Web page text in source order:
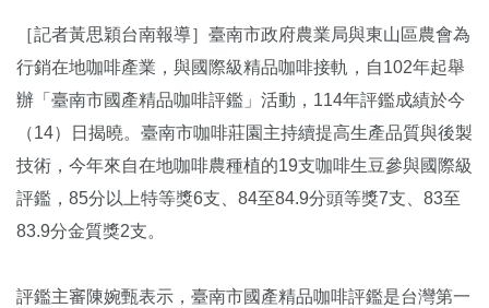
［記者黃思穎台南報導］臺南市政府農業局與東山區農會為
行銷在地咖啡產業，與國際級精品咖啡接軌，自102年起舉
辦「臺南市國產精品咖啡評鑑」活動，114年評鑑成績於今
（14）日揭曉。臺南市咖啡莊園主持續提高生產品質與後製
技術，今年來自在地咖啡農種植的19支咖啡生豆參與國際級
評鑑，85分以上特等獎6支、84至84.9分頭等獎7支、83至
83.9分金質獎2支。
評鑑主審陳婉甄表示，臺南市國產精品咖啡評鑑是台灣第一